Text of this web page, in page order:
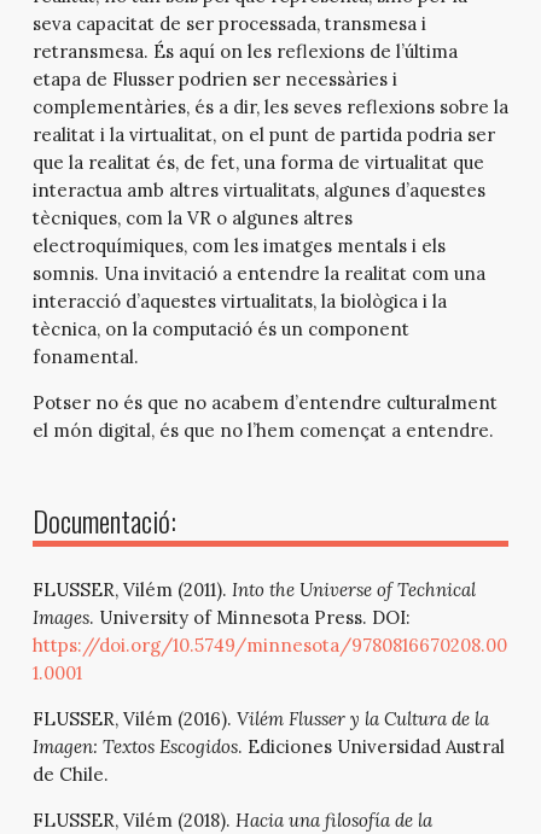
seva capacitat de ser processada, transmesa i
retransmesa. És aquí on les reflexions de l’última
etapa de Flusser podrien ser necessàries i
complementàries, és a dir, les seves reflexions sobre la
realitat i la virtualitat, on el punt de partida podria ser
que la realitat és, de fet, una forma de virtualitat que
interactua amb altres virtualitats, algunes d’aquestes
tècniques, com la VR o algunes altres
electroquímiques, com les imatges mentals i els
somnis. Una invitació a entendre la realitat com una
interacció d’aquestes virtualitats, la biològica i la
tècnica, on la computació és un component
fonamental.
Potser no és que no acabem d’entendre culturalment
el món digital, és que no l’hem començat a entendre.
Documentació:
FLUSSER, Vilém (2011). Into the Universe of Technical
Images. University of Minnesota Press. DOI:
https://doi.org/10.5749/minnesota/9780816670208.00
1.0001
FLUSSER, Vilém (2016). Vilém Flusser y la Cultura de la
Imagen: Textos Escogidos. Ediciones Universidad Austral
de Chile.
FLUSSER, Vilém (2018). Hacia una filosofía de la